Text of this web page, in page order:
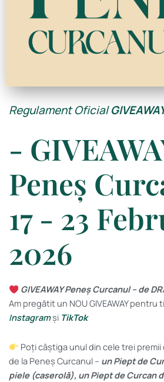
Regulament Oficial
-
Peneș
17 - 23
2026
GIVEAWAY Peneș Curcanul – de
Am pregătit un NOU GIVEAWAY pentru
Instagramși TikTok
Poți câștiga unul din cele trei
de la Peneș Curcanul – un Piept de
piele (caserolă), un Piept de Curcan